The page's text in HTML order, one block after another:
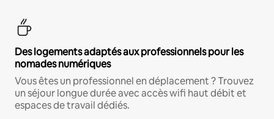
Des logements adaptés aux professionnels pour les
nomades numériques
Vous êtes un professionnel en déplacement ? Trouvez
un séjour longue durée avec accès wifi haut débit et
espaces de travail dédiés.